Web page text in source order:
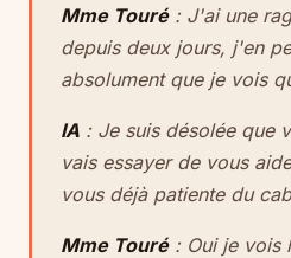
Mme Touré: J'ai une
depuis deux jours, j'en
absolument que je vois
IA : Je suis désolée que
vais essayer de vous
vous déjà patiente du
Mme Touré: Oui je vois